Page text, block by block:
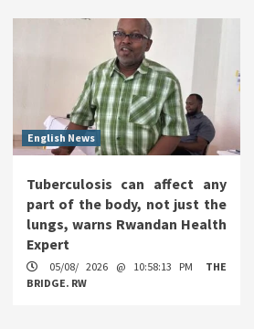
English News
Tuberculosis can affect any
part of the body, not just the
lungs, warns Rwandan Health
Expert
05/08/ 2026 @ 10:58:13 PM
THE
BRIDGE. RW